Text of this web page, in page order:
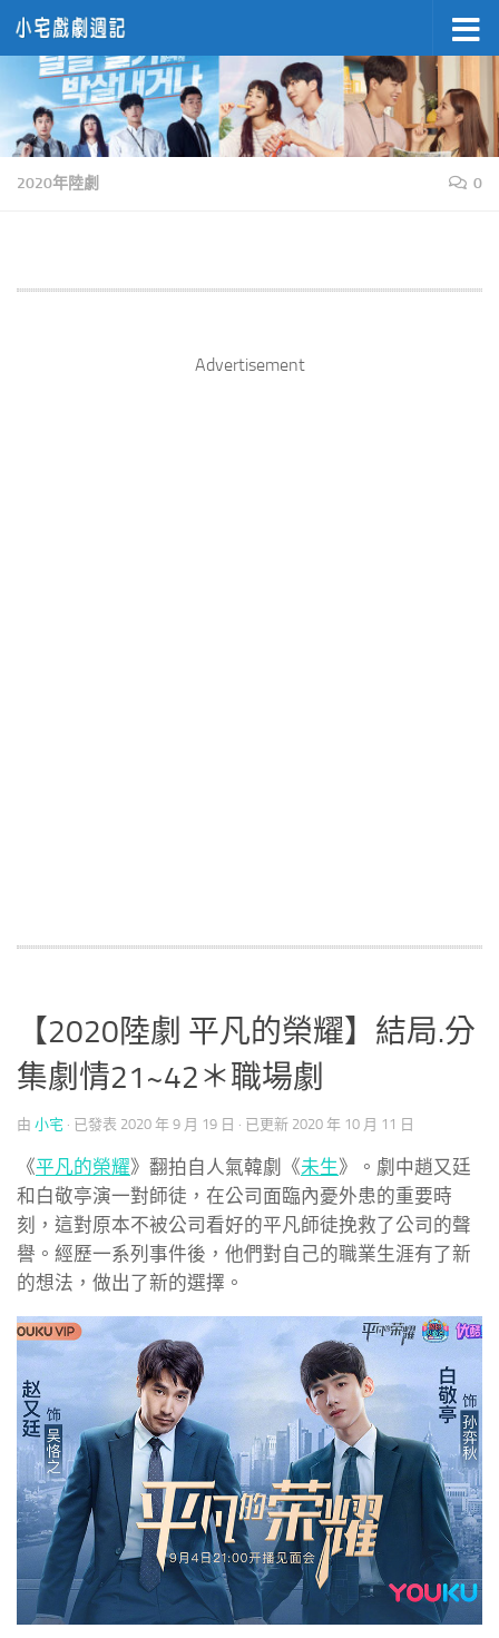
Skip to content
2020年陸劇 0
Advertisement
【2020陸劇 平凡的榮耀】結局.分
集劇情21~42＊職場劇
由 小宅 · 已發表 2020 年 9 月 19 日 · 已更新 2020 年 10 月 11 日
《平凡的榮耀》翻拍自人氣韓劇《未生》。劇中趙又廷
和白敬亭演一對師徒，在公司面臨內憂外患的重要時
刻，這對原本不被公司看好的平凡師徒挽救了公司的聲
譽。經歷一系列事件後，他們對自己的職業生涯有了新
的想法，做出了新的選擇。